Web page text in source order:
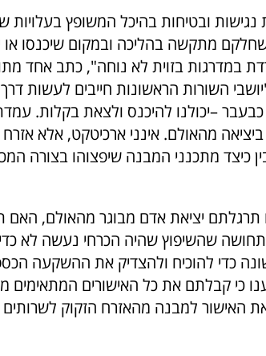
ובטיחות בהיכל המשופץ בעלויות
מתקשה בהליכה ובמקום שיכנסו או
במדרגות בזוית לא נוחה", כתב אחד
השורות הראשונות חייבים לעשות
מהאולם. אינני ארכיטקט, אלא
מבין כיצד מתכנני המבנה שיפצוהו בצורה
תרגלתם יציאת אדם מבוגר מהאולם, האם
שהשיפוץ שהיה הכרחי נעשה לא
כדי להוכיח ולהצדיק את ההשקעה
כי קבלתם את כל האישורים
האישור למבנה מהאזרח הזקוק לשרותים